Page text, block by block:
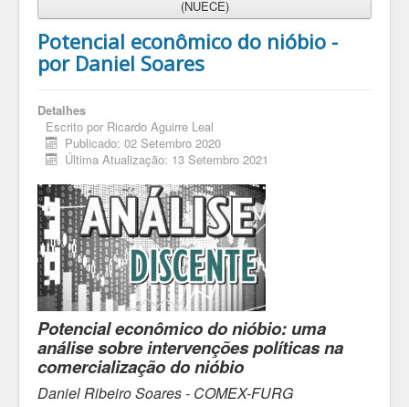
(NUECE)
Potencial econômico do nióbio -
por Daniel Soares
Detalhes
Escrito por Ricardo Aguirre Leal
Publicado: 02 Setembro 2020
Última Atualização: 13 Setembro 2021
Potencial econômico do nióbio: uma
análise sobre intervenções políticas na
comercialização do nióbio
Daniel Ribeiro Soares - COMEX-FURG